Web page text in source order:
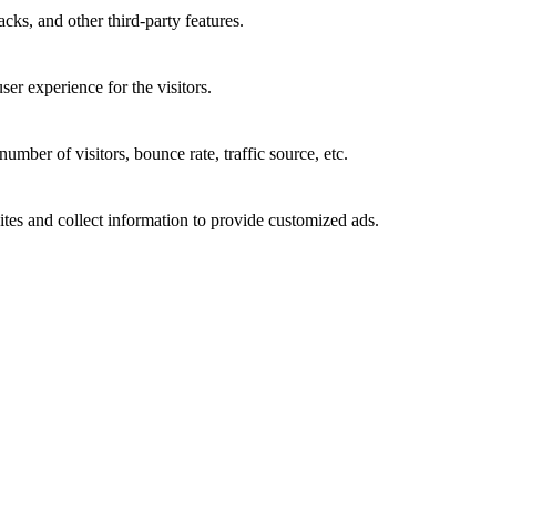
and other third-party features.
experience for the visitors.
of visitors, bounce rate, traffic source, etc.
and collect information to provide customized ads.